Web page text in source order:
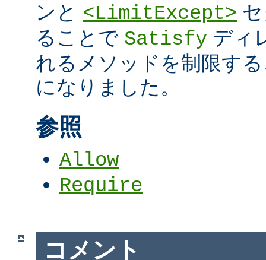
ンと <LimitExcept>
ることで Satisfy ディ
れるメソッドを制限す
になりました。
参照
Allow
Require
コメント